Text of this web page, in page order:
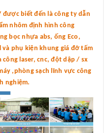
được biết đến là công ty dẫn
nhôm định hình công
bọc nhựa abs, ống Eco,
và phụ kiện khung giá đỡ tấm
laser, cnc, đột dập / sx
,phòng sạch lĩnh vực công
nghiệm.